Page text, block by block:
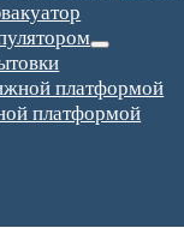
платформой
платформой